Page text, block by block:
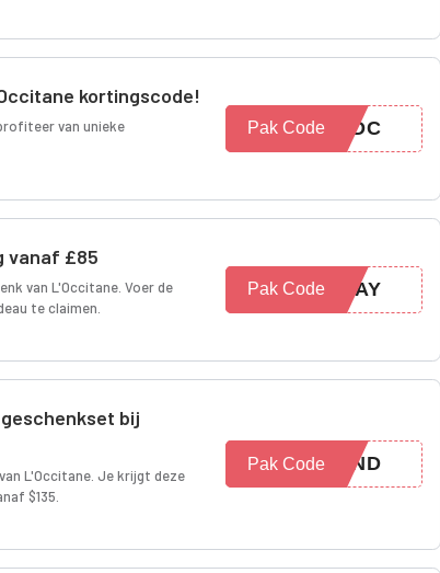
kortingscode!
van unieke
CDC
Pak Code
vanaf £85
van L'Occitane. Voer de
te claimen.
IDAY
Pak Code
bij
L'Occitane. Je krijgt deze
$135.
MAND
Pak Code